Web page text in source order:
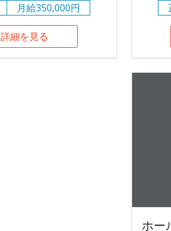
月給350,000円
詳細を見る
ホー